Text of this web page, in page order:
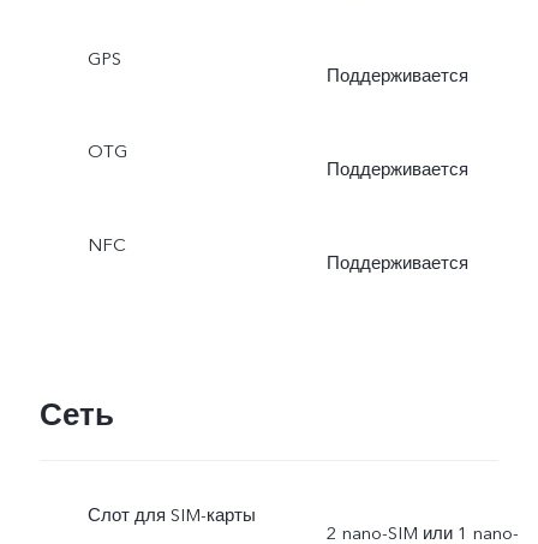
ночной режим для
камеры, супер
бликами, высокое
GPS
Поддерживается
OTG
Поддерживается
NFC
Поддерживается
Сеть
Слот для SIM-карты
2 nano-SIM или 1 nano-